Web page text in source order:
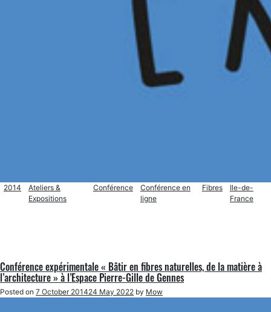
2014
Ateliers &
Expositions
Conférence
Conférence en
ligne
Fibres
Ile-de-
France
Conférence expérimentale « Bâtir en fibres naturelles, de la matière à
l’architecture » à l’Espace Pierre-Gille de Gennes
Posted on 7 October 201424 May 2022 by Mow